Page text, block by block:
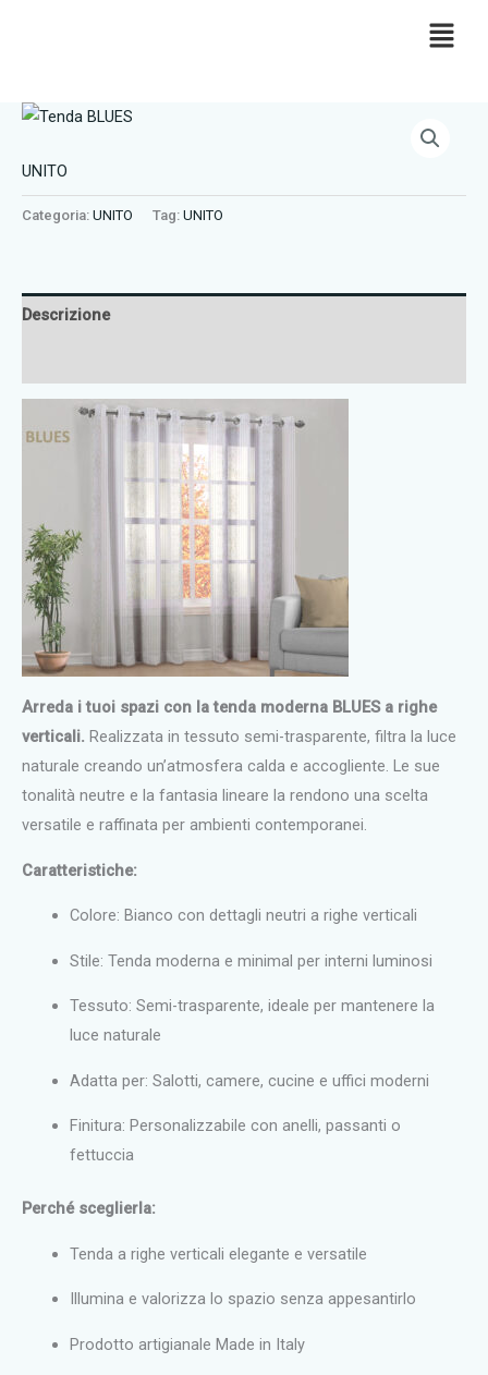
UNITO
Categoria: UNITO Tag: UNITO
Descrizione
Arreda i tuoi spazi con la tenda moderna BLUES a righe
verticali. Realizzata in tessuto semi-trasparente, filtra la luce
naturale creando un’atmosfera calda e accogliente. Le sue
tonalità neutre e la fantasia lineare la rendono una scelta
versatile e raffinata per ambienti contemporanei.
Caratteristiche:
Colore: Bianco con dettagli neutri a righe verticali
Stile: Tenda moderna e minimal per interni luminosi
Tessuto: Semi-trasparente, ideale per mantenere la
luce naturale
Adatta per: Salotti, camere, cucine e uffici moderni
Finitura: Personalizzabile con anelli, passanti o
fettuccia
Perché sceglierla:
Tenda a righe verticali elegante e versatile
Illumina e valorizza lo spazio senza appesantirlo
Prodotto artigianale Made in Italy